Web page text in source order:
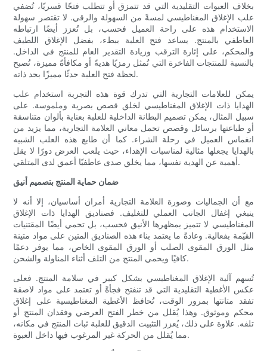
بخلاف العبوات التقليدية التي قد تتمزق أو تتطلب فتحًا قسريًا، تُضفي
علب الإغلاق المغناطيسي لمسةً من السهولة والرقي. لا تقتصر سهولة
الاستخدام هذه على راحة العميل فحسب، بل تُعزز أيضًا ارتباطه
العاطفي بالمنتج. يساعد فتح العلبة ببطء، بفضل الإغلاق اللطيف
والمحكم، على إثارة الترقب وزيادة التقدير العام للمنتج في الداخل.
بالنسبة للمنتجات الفاخرة التي تُمثل رمزيًا هديةً أو مكافأةً مميزة، تُصبح
لحظة فتح العلبة حدثًا مميزًا بحد ذاته.
يمكن للعلامات التجارية التي تدرك قوة هذه التجربة استخدام علب
الهدايا ذات الإغلاق المغناطيسي لخلق قصص بصرية وملموسة. على
سبيل المثال، يمكن تصميم البطانة الداخلية للعلبة بعناية بألوان متناسقة
أو طباعتها برسائل وقصص تحمل معاني العلامة التجارية، مما يزيد من
انغماس العميل في رحلة الشراء. كما أن طابع هذه العلب الشبيه
بالهدايا يجعلها مثالية لمناسبات الإهداء، حيث يلعب العرض دورًا لا يقل
أهمية عن الهدية نفسها، مما يخلق صدى عاطفيًا أعمق لدى المتلقي.
ضمان حماية المنتج بتصميم أنيق
مع أن الجماليات وصورة العلامة التجارية أمران أساسيان، إلا أنه لا
ينبغي إغفال الجانب العملي للتغليف. فصناديق الهدايا ذات الإغلاق
المغناطيسي لا تتميز بمظهرها الأنيق فحسب، بل تحمي أيضًا المقتنيات
القيّمة بفعالية. وعادةً ما يعتمد بناء هذه الصناديق المتين على مواد متينة
مثل الورق المقوى الصلب أو الورق المقوى الخاص، مما يوفر دعمًا
كافيًا ويحمي المنتج من التلف أثناء المناولة والشحن.
تُسهم آلية الإغلاق المغناطيسي بشكل كبير في سلامة المنتج. فعلى
عكس الأغطية التقليدية التي قد تنفتح فجأةً أو تعتمد على مواد لاصقة
تفقد متانتها بمرور الوقت، تُحافظ الأغطية المغناطيسية على إغلاق
محكم وموثوق. وهذا يُقلل من خطر الفتح العرضي وفقدان المنتج أو
تلفه. علاوة على ذلك، يُعزز التثبيت الدقيق للعلبة ثبات المنتج في مكانه،
مما يُقلل من الحركة غير المرغوب فيها داخل العبوة.